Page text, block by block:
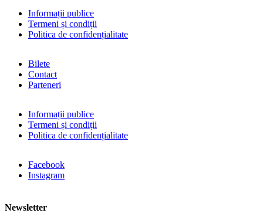
Informații publice
Termeni și condiții
Politica de confidențialitate
Bilete
Contact
Parteneri
Informații publice
Termeni și condiții
Politica de confidențialitate
Facebook
Instagram
Newsletter